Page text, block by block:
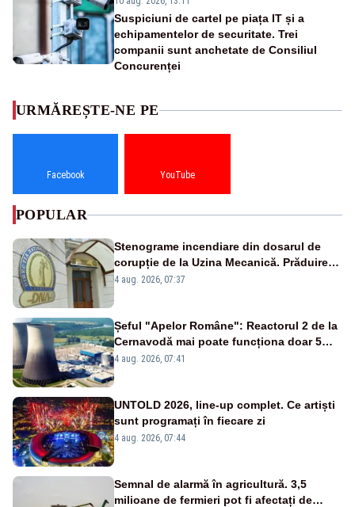
Suspiciuni de cartel pe piața IT și a
echipamentelor de securitate. Trei
companii sunt anchetate de Consiliul
Concurenței
URMĂREȘTE-NE PE
Facebook YouTube
POPULAR
Stenograme incendiare din dosarul de
corupție de la Uzina Mecanică. Prăduirea
banilor din programul SAFE, interceptată
4 aug. 2026, 07:37
Șeful "Apelor Române": Reactorul 2 de la
Cernavodă mai poate funcționa doar 5
zile
4 aug. 2026, 07:41
UNTOLD 2026, line-up complet. Ce artiști
sunt programați în fiecare zi
4 aug. 2026, 07:44
Semnal de alarmă în agricultură. 3,5
milioane de fermieri pot fi afectați de